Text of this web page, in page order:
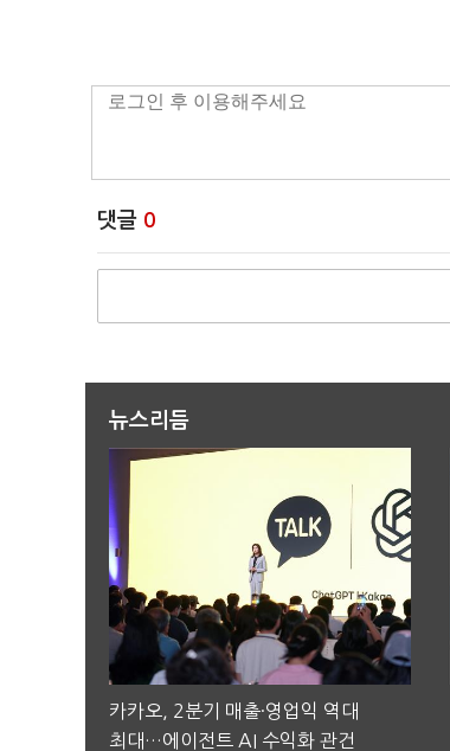
댓글 0
뉴스리듬
카카오, 2분기 매출·영업익 역대
최대…에이전트 AI 수익화 관건